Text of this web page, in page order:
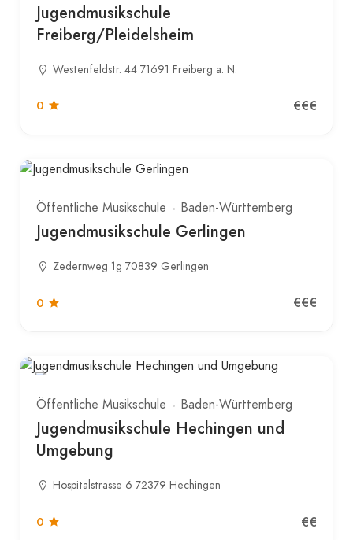
Jugendmusikschule
Freiberg/Pleidelsheim
Westenfeldstr. 44 71691 Freiberg a. N.
0 €€€
Öffentliche Musikschule Baden-Württemberg
Jugendmusikschule Gerlingen
Zedernweg 1g 70839 Gerlingen
0 €€€
Öffentliche Musikschule Baden-Württemberg
Jugendmusikschule Hechingen und
Umgebung
Hospitalstrasse 6 72379 Hechingen
0 €€